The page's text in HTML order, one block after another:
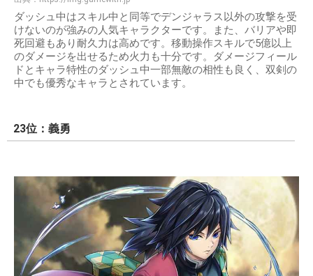
ダッシュ中はスキル中と同等でデンジャラス以外の攻撃を受
けないのが強みの人気キャラクターです。また、バリアや即
死回避もあり耐久力は高めです。移動操作スキルで5億以上
のダメージを出せるため火力も十分です。ダメージフィール
ドとキャラ特性のダッシュ中一部無敵の相性も良く、双剣の
中でも優秀なキャラとされています。
23位：義勇